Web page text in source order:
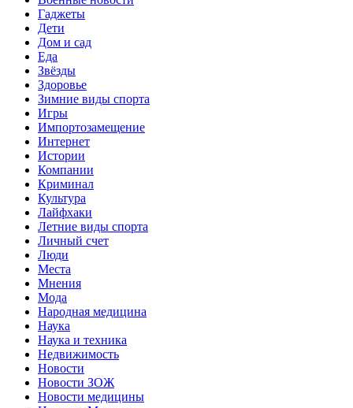
Гаджеты
Дети
Дом и сад
Еда
Звёзды
Здоровье
Зимние виды спорта
Игры
Импортозамещение
Интернет
Истории
Компании
Криминал
Культура
Лайфхаки
Летние виды спорта
Личный счет
Люди
Места
Мнения
Мода
Народная медицина
Наука
Наука и техника
Недвижимость
Новости
Новости ЗОЖ
Новости медицины